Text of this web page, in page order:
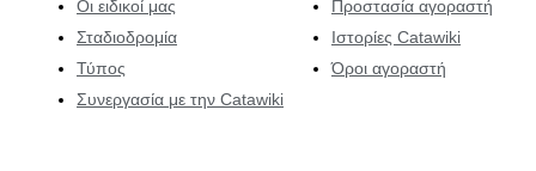
Οι ειδικοί μας
Σταδιοδρομία
Τύπος
Συνεργασία με την Catawiki
Προστασία αγοραστή
Ιστορίες Catawiki
Όροι αγοραστή